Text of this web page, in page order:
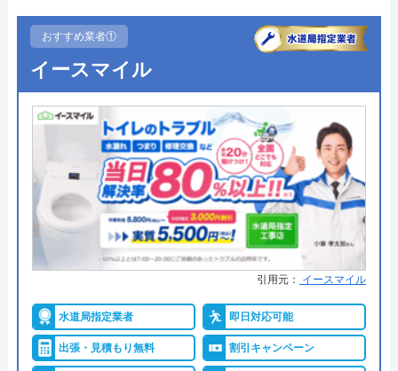
おすすめ業者①
イースマイル
引用元： イースマイル
水道局指定業者 即日対応可能
出張・見積もり無料 割引キャンペーン